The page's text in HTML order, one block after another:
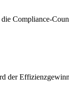
Compliance-
der